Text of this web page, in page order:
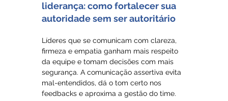
liderança: como fortalecer sua
autoridade sem ser autoritário
Líderes que se comunicam com clareza,
firmeza e empatia ganham mais respeito
da equipe e tomam decisões com mais
segurança. A comunicação assertiva evita
mal-entendidos, dá o tom certo nos
feedbacks e aproxima a gestão do time.